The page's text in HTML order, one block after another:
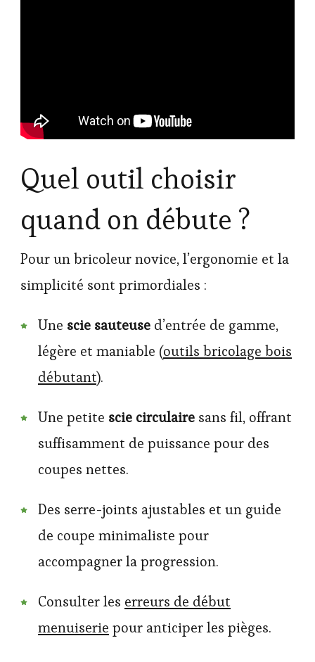
Quel outil choisir
quand on débute ?
Pour un bricoleur novice, l’ergonomie et la
simplicité sont primordiales :
Une scie sauteuse d’entrée de gamme,
légère et maniable (outils bricolage bois
débutant).
Une petite scie circulaire sans fil, offrant
suffisamment de puissance pour des
coupes nettes.
Des serre-joints ajustables et un guide
de coupe minimaliste pour
accompagner la progression.
Consulter les erreurs de début
menuiserie pour anticiper les pièges.